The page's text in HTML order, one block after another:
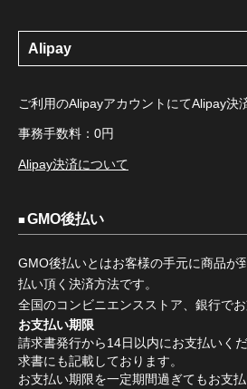
Alipay
ご利用のAlipayアカウントにてAlipay決
事務手数料：0円
Alipay決済について
GMO後払い
GMO後払いとはお客様の手元に商品が
払い頂く決済方法です。
全国のコンビニエンスストア、銀行でお
お支払い期限
請求書発行から14日以内にお支払いく
求書にも記載しております。
お支払い期限を一定期間過ぎてもお支